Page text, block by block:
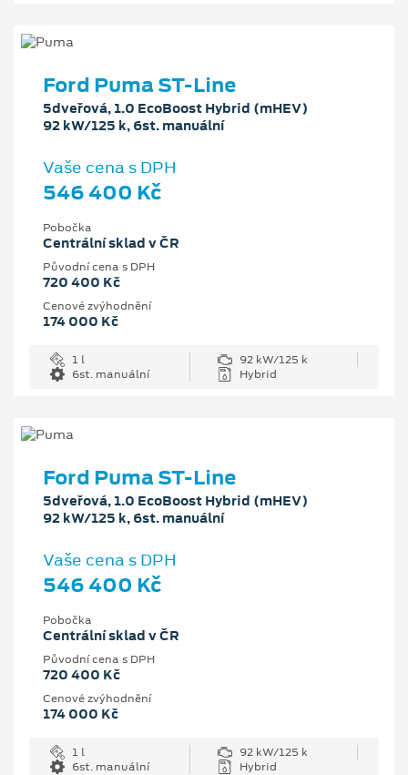
Ford Puma ST-Line
5dveřová, 1.0 EcoBoost Hybrid (mHEV)
92 kW/125 k, 6st. manuální
Vaše cena s DPH
546 400 Kč
Pobočka
Centrální sklad v ČR
Původní cena s DPH
720 400 Kč
Cenové zvýhodnění
174 000 Kč
1 l
92 kW/125 k
6st. manuální
Hybrid
Ford Puma ST-Line
5dveřová, 1.0 EcoBoost Hybrid (mHEV)
92 kW/125 k, 6st. manuální
Vaše cena s DPH
546 400 Kč
Pobočka
Centrální sklad v ČR
Původní cena s DPH
720 400 Kč
Cenové zvýhodnění
174 000 Kč
1 l
92 kW/125 k
6st. manuální
Hybrid